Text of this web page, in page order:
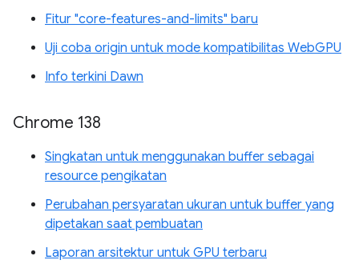
Fitur "core-features-and-limits" baru
Uji coba origin untuk mode kompatibilitas WebGPU
Info terkini Dawn
Chrome 138
Singkatan untuk menggunakan buffer sebagai
resource pengikatan
Perubahan persyaratan ukuran untuk buffer yang
dipetakan saat pembuatan
Laporan arsitektur untuk GPU terbaru